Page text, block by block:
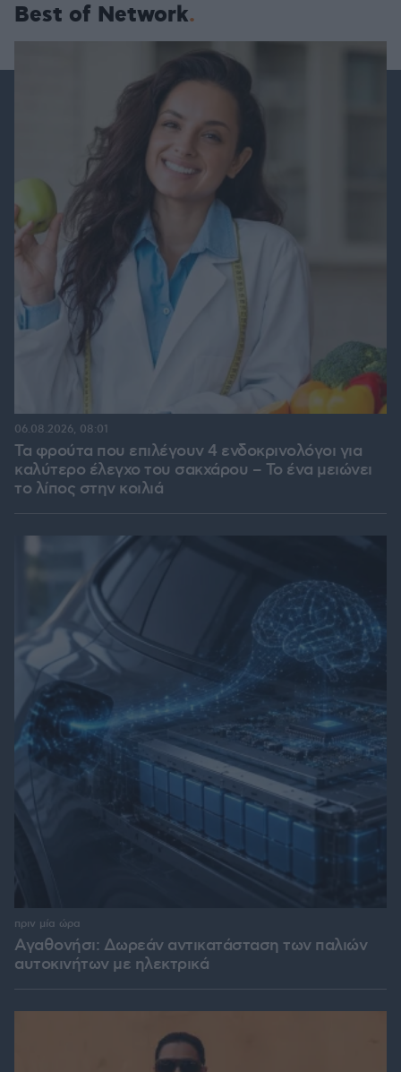
Best of Network
Τα φρούτα που επιλέγουν 4 ενδοκρινολόγοι για
καλύτερο έλεγχο του σακχάρου – Το ένα μειώνει
το λίπος στην κοιλιά
06.08.2026, 08:01
Αγαθονήσι: Δωρεάν αντικατάσταση των παλιών
αυτοκινήτων με ηλεκτρικά
πριν μία ώρα